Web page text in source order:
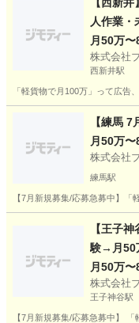
人作業・
月50万
株式会社
西新井駅
「軽貨物で月100万」って広
西新井駅
【練馬
月50万
株式会社
練馬駅
【7月新規募集/応募急募中】
練馬駅
【王子
験→月50
月50万
株式会社
王子神谷駅
【7月新規募集/応募急募中】